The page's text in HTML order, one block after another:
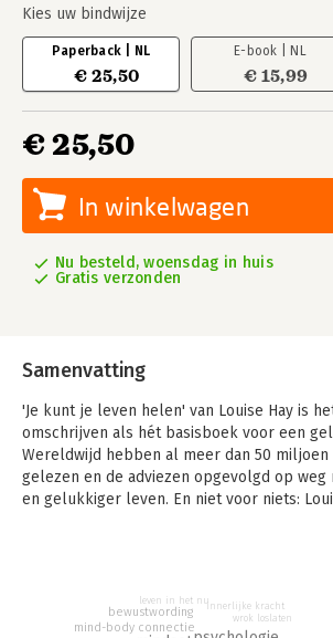
Kies uw bindwijze
Paperback | NL
€ 25,50
E-book | NL
€ 15,99
€ 25,50
In winkelwagen
Nu besteld, woensdag in huis
Gratis verzonden
Samenvatting
'Je kunt je leven helen' van Louise Hay is
omschrijven als hét basisboek voor een
Wereldwijd hebben al meer dan 50
gelezen en de adviezen opgevolgd op weg
en gelukkiger leven. En niet voor niets:
leert om van jezelf te houden en jezelf en
vergeven, zet je stappen om je leven ten
mind-body connectie
bewustwording
leven in het nu
innerlijke kracht
wrok loslaten